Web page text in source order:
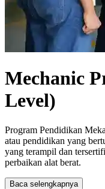
Mechanic
Level)
Program Pendidikan
atau pendidikan yang
yang terampil dan
perbaikan alat berat.
Baca selengkapnya